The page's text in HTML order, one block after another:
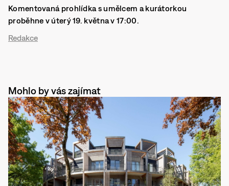
Komentovaná prohlídka s umělcem a kurátorkou
proběhne v úterý 19. května v 17:00.
Redakce
Mohlo by vás zajímat